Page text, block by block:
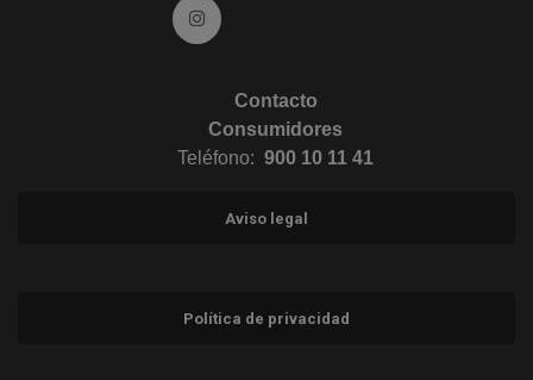
Ir a Instagram (abre en ventana nueva)
Contacto
Consumidores
Teléfono: 900 10 11 41
Aviso legal
Política de privacidad